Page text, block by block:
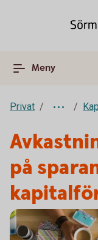
Meny
Privat
på